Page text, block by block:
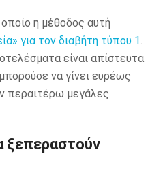
οποίο η μέθοδος αυτή
για τον διαβήτη τύπου 1
είναι απίστευτα
να γίνει ευρέως
περαιτέρω μεγάλες
ξεπεραστούν